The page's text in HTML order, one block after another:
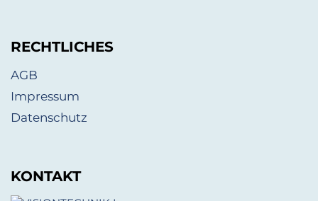
RECHTLICHES
AGB
Impressum
Datenschutz
KONTAKT